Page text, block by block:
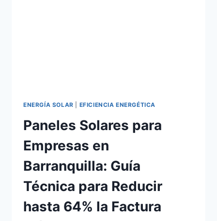
ENERGÍA SOLAR EFICIENCIA ENERGÉTICA
Paneles Solares para
Empresas en
Barranquilla: Guía
Técnica para Reducir
hasta 64% la Factura